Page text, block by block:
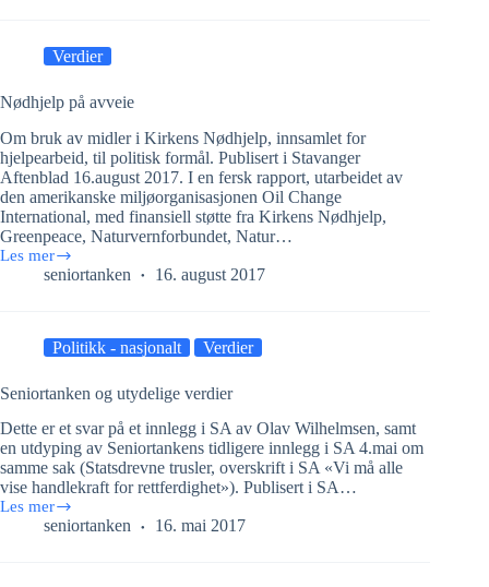
følelser
opphav
identitet?
Verdier
Nødhjelp på avveie
Om bruk av midler i Kirkens Nødhjelp, innsamlet for
hjelpearbeid, til politisk formål. Publisert i Stavanger
Aftenblad 16.august 2017. I en fersk rapport, utarbeidet av
den amerikanske miljøorganisasjonen Oil Change
International, med finansiell støtte fra Kirkens Nødhjelp,
Greenpeace, Naturvernforbundet, Natur…
Les mer
Nødhjelp
seniortanken 16. august 2017
Politikk - nasjonalt Verdier
Seniortanken og utydelige verdier
Dette er et svar på et innlegg i SA av Olav Wilhelmsen, samt
en utdyping av Seniortankens tidligere innlegg i SA 4.mai om
samme sak (Statsdrevne trusler, overskrift i SA «Vi må alle
vise handlekraft for rettferdighet»). Publisert i SA…
Les mer
Seniortanken
seniortanken 16. mai 2017